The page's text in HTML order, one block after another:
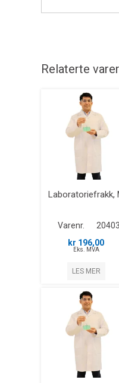
Relaterte varer
Laboratoriefrakk,
Varenr.
kr 196,00
Eks. MVA
LES MER